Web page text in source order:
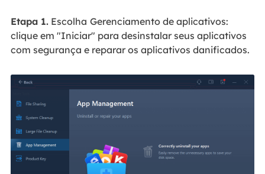
Etapa 1.Escolha Gerenciamento de aplicativos:
clique em "Iniciar" para desinstalar seus aplicativos
com segurança e reparar os aplicativos danificados.